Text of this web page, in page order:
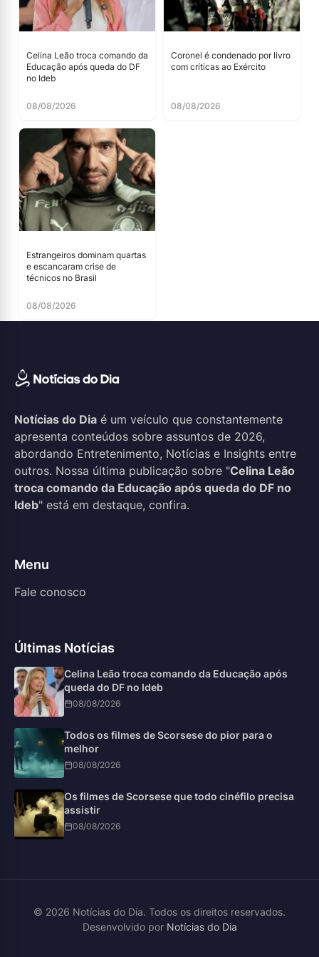
Celina Leão troca comando da
Educação após queda do DF
no Ideb
08/08/2026
Coronel é condenado por livro
com críticas ao Exército
08/08/2026
Estrangeiros dominam quartas
e escancaram crise de
técnicos no Brasil
08/08/2026
Notícias do Dia é um veículo que constantemente
apresenta conteúdos sobre assuntos de 2026,
abordando Entretenimento, Notícias e Insights entre
outros. Nossa última publicação sobre "Celina Leão
troca comando da Educação após queda do DF no
Ideb" está em destaque, confira.
Menu
Fale conosco
Últimas Notícias
Celina Leão troca comando da Educação após
queda do DF no Ideb
08/08/2026
Todos os filmes de Scorsese do pior para o
melhor
08/08/2026
Os filmes de Scorsese que todo cinéfilo precisa
assistir
08/08/2026
© 2026 Notícias do Dia. Todos os direitos reservados.
Desenvolvido por Notícias do Dia